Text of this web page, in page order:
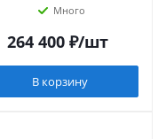
Много
264 400₽/шт
В корзину